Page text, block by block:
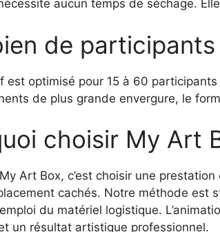
aucun temps de séchage.
de participants
est optimisé pour 15 à 60
de plus grande envergure, le
choisir My Art
Art Box, c’est choisir une
cachés. Notre méthode est
du matériel logistique.
un résultat artistique professionnel.